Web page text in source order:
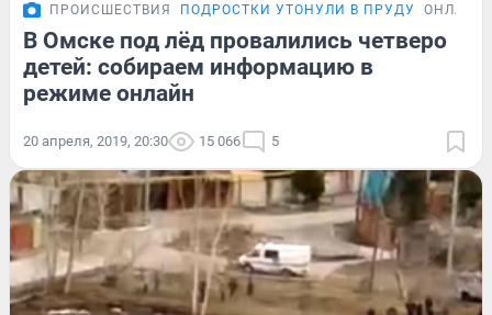
ПРОИСШЕСТВИЯ ПОДРОСТКИ УТОНУЛИ В ПРУДУ
В Омске под лёд провалились четверо
детей: собираем информацию в
режиме онлайн
20 апреля, 2019, 20:30 15 066 5